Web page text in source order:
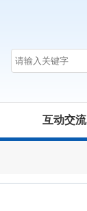
互动交流